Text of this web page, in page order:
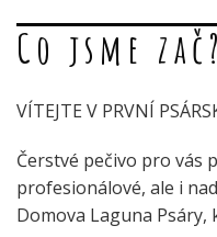
Co jsme zač?
VÍTEJTE V PRVNÍ
Čerstvé pečivo pro vás
profesionálové, ale i
Domova Laguna